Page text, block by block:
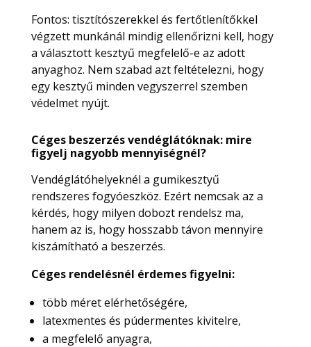
Fontos: tisztítószerekkel és fertőtlenítőkkel
végzett munkánál mindig ellenőrizni kell, hogy
a választott kesztyű megfelelő-e az adott
anyaghoz. Nem szabad azt feltételezni, hogy
egy kesztyű minden vegyszerrel szemben
védelmet nyújt.
Céges beszerzés vendéglátóknak: mire
figyelj nagyobb mennyiségnél?
Vendéglátóhelyeknél a gumikesztyű
rendszeres fogyóeszköz. Ezért nemcsak az a
kérdés, hogy milyen dobozt rendelsz ma,
hanem az is, hogy hosszabb távon mennyire
kiszámítható a beszerzés.
Céges rendelésnél érdemes figyelni:
több méret elérhetőségére,
latexmentes és púdermentes kivitelre,
a megfelelő anyagra,